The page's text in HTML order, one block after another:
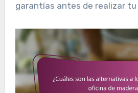
garantías antes de realizar tu